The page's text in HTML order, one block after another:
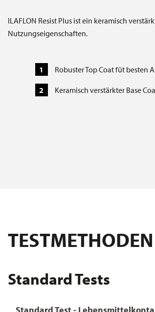
ILAFLON Resist Plus ist ein keramisch
Nutzungseigenschaften.
Robuster Top Coat füt besten
Keramisch verstärkter Base
TESTMETHODEN
Standard Tests
Standard Test -